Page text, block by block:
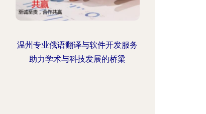
温州专业俄语翻译与软件开发服务
助力学术与科技发展的桥梁